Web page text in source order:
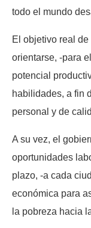
todo el mundo
El objetivo real
orientarse, -para
potencial
habilidades, a fin
personal y de
A su vez, el
oportunidades
plazo, -a cada
económica para
la pobreza hacia